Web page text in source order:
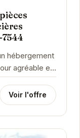
hébergement
agréable en
Voir l'offre